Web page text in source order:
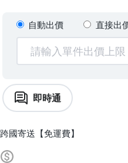
自動出價 直接出
即時通
跨國寄送【免運費】